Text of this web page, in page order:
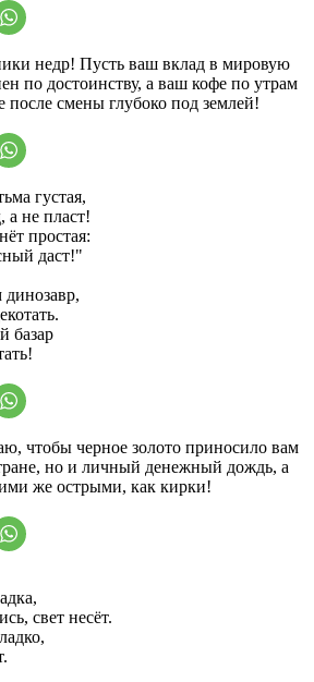
недр! Пусть ваш вклад в мировую
по достоинству, а ваш кофе по утрам
после смены глубоко под землей!
густая,
а не пласт!
простая:
даст!"
динозавр,
базар
чтобы черное золото приносило вам
но и личный денежный дождь, а
же острыми, как кирки!
свет несёт.